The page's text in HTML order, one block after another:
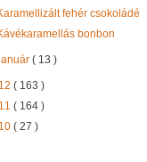
fehér csokoládé
bonbon
( 13 )
( 163 )
( 164 )
( 27 )